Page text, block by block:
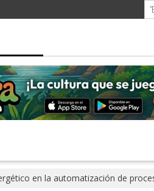
en la automatización de